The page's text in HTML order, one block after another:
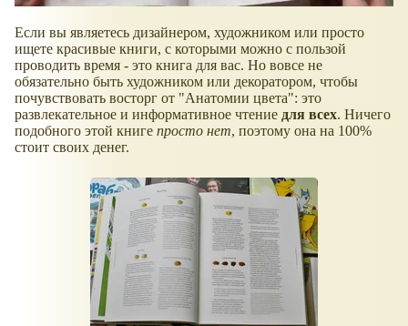
Если вы являетесь дизайнером, художником или просто
ищете красивые книги, с которыми можно с пользой
проводить время - это книга для вас. Но вовсе не
обязательно быть художником или декоратором, чтобы
почувствовать восторг от "Анатомии цвета": это
развлекательное и информативное чтение для всех. Ничего
подобного этой книге просто нет, поэтому она на 100%
стоит своих денег.